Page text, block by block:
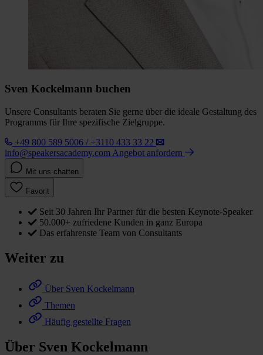
Sven Kockelmann buchen
Unsere Consultants beraten Sie gerne über die ideale Gestaltung des
Programms für Ihre spezifische Zielgruppe.
+49 800 589 5006 / +3110 433 33 22
info@speakersacademy.com Angebot anfordern
Mit uns chatten
Favorit
Seit 30 Jahren Ihr Partner für die besten Keynote-Speaker
50.000+ zufriedene Kunden in ganz Europa
Das erfahrenste Team von Consultants
Weiter zu
Über Sven Kockelmann
Themen
Häufig gestellte Fragen
Über Sven Kockelmann